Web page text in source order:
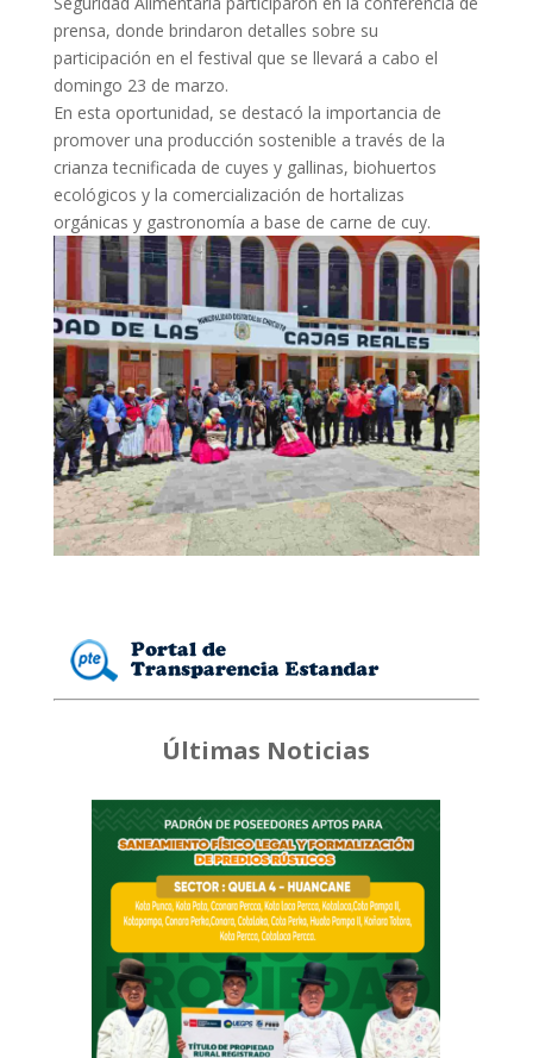
prensa, donde brindaron detalles sobre su
participación en el festival que se llevará a cabo el
domingo 23 de marzo.
En esta oportunidad, se destacó la importancia de
promover una producción sostenible a través de la
crianza tecnificada de cuyes y gallinas, biohuertos
ecológicos y la comercialización de hortalizas
orgánicas y gastronomía a base de carne de cuy.
Últimas Noticias